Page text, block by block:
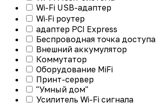
Wi-Fi USB-адаптер
Wi‑Fi роутер
адаптер PCI Express
Беспроводная точка доступа
Внешний аккумулятор
Коммутатор
Оборудование MiFi
Принт-сервер
"Умный дом"
Усилитель Wi-Fi сигнала